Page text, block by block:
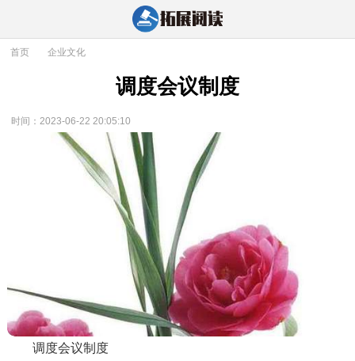
首页 企业文化
调度会议制度
时间：2023-06-22 20:05:10
调度会议制度